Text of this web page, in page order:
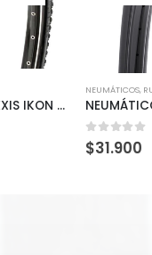
NEUMATICO MAXXIS IKON 27.5×2.2
NEUMÁTICOS,
0 out of
$31.900